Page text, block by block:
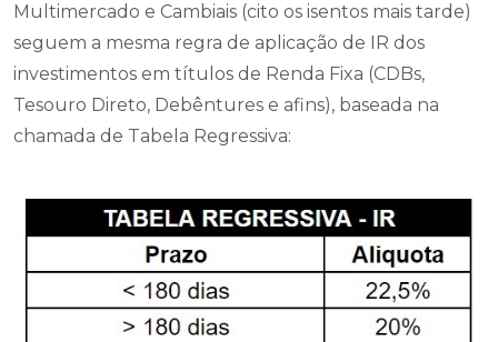
Multimercado e Cambiais (cito os isentos mais tarde)
seguem a mesma regra de aplicação de IR dos
investimentos em títulos de Renda Fixa (CDBs,
Tesouro Direto, Debêntures e afins), baseada na
chamada de Tabela Regressiva: